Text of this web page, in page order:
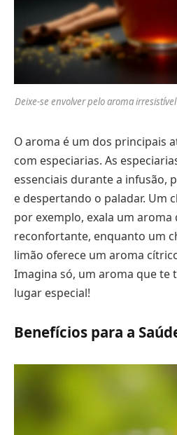
Deixe-se envolver pelo aroma
O aroma é um dos principais
com especiarias. As
essenciais durante a infusão,
e despertando o paladar. Um
por exemplo, exala um aroma
reconfortante, enquanto um
limão oferece um aroma
Imagina só, um aroma que te
lugar especial!
Benefícios para a